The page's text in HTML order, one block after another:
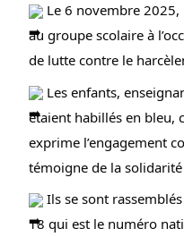
Le 6 novembre 2025,
au groupe scolaire à
de lutte contre le
Les enfants,
étaient habillés en bleu,
exprime l’engagement
témoigne de la
Ils se sont
18 qui est le numéro